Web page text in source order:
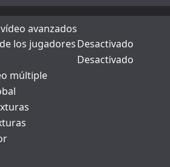
avanzados
los jugadoresDesactivado
Desactivado
múltiple